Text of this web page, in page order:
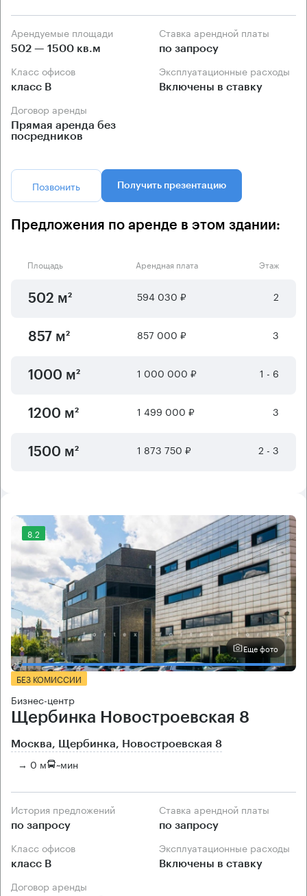
Арендуемые площади
502 — 1500 кв.м
Ставка арендной платы
по запросу
Класс офисов
класс B
Эксплуатационные расходы
Включены в ставку
Договор аренды
Прямая аренда без
посредников
Позвонить Получить презентацию
Предложения по аренде в этом здании:
Площадь Арендная плата Этаж
502 м² 594 030 ₽ 2
857 м² 857 000 ₽ 3
1000 м² 1 000 000 ₽ 1 - 6
1200 м² 1 499 000 ₽ 3
1500 м² 1 873 750 ₽ 2 - 3
8.2
Еще фото
БЕЗ КОМИССИИ
Бизнес-центр
Щербинка Новостроевская 8
Москва, Щербинка, Новостроевская 8
→ 0 м ~мин
История предложений
по запросу
Ставка арендной платы
по запросу
Класс офисов
класс B
Эксплуатационные расходы
Включены в ставку
Договор аренды